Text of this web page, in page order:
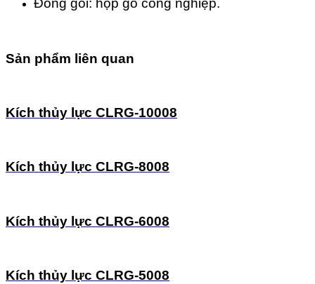
Đóng gói: hộp gỗ công nghiệp.
Sản phẩm liên quan
Kích thủy lực CLRG-10008
Kích thủy lực CLRG-8008
Kích thủy lực CLRG-6008
Kích thủy lực CLRG-5008